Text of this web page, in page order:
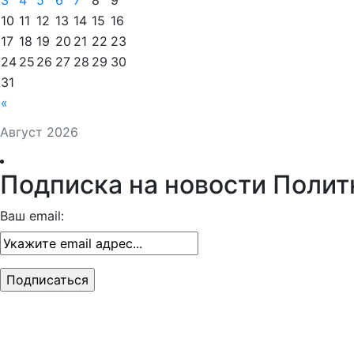
Август 2026
«
10 11 12 13 14 15 16
17 18 19 20 21 22 23
24 25 26 27 28 29 30
31
Подписка на новости
Ваш email: